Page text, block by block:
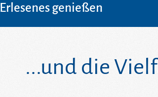
Erlesenes genießen
...und die